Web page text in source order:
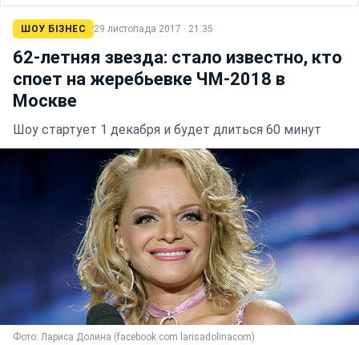
ШОУ БІЗНЕС 29 листопада 2017 · 21:35
62-летняя звезда: стало известно, кто
споет на жеребьевке ЧМ-2018 в
Москве
Шоу стартует 1 декабря и будет длиться 60 минут
Фото: Лариса Долина (facebook.com larisadolinacom)